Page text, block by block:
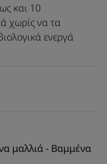
και 10
χωρίς να τα
ενεργά
μαλλιά - Βαμμένα